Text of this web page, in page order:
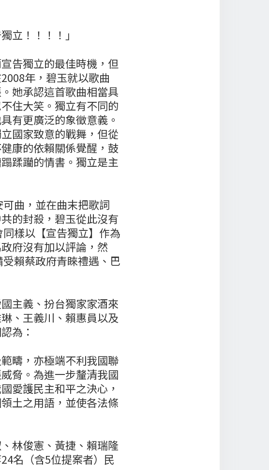
立！！！！」
告獨立的最佳時機，但
年，碧玉就以歌曲
她承認這首歌曲相當具
住大笑。獨立有不同的
有更廣泛的象徵意義。
國家致意的戰舞，但從
康的依賴關係覺醒，鼓
蹂躪的情書。獨立是主
曲，並在曲末把歌詞
的封殺，碧玉從此沒有
樣以【宣告獨立】作為
府沒有加以評論，然
賴蔡政府青睞禮遇、巴
主義、扮台獨家家酒來
、王義川、賴惠員以及
為：
疇，亦極端不利我國聯
脅。為進一步釐清我國
愛護民主和平之決心，
土之用語，並使各法條
林俊憲、黃捷、賴瑞隆
名（含5位提案者）民